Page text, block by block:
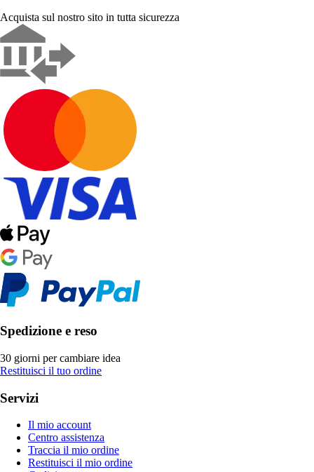
Acquista sul nostro sito in tutta sicurezza
Spedizione e reso
30 giorni per cambiare idea
Restituisci il tuo ordine
Servizi
Il mio account
Centro assistenza
Traccia il mio ordine
Restituisci il mio ordine